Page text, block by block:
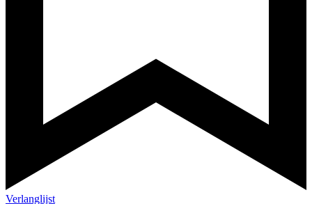
Verlanglijst